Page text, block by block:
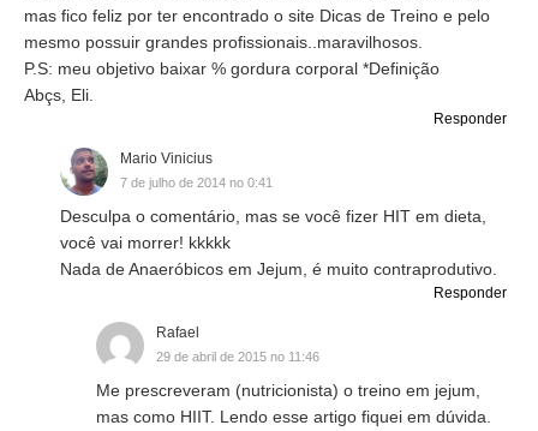
mas fico feliz por ter encontrado o site Dicas de Treino e pelo
mesmo possuir grandes profissionais..maravilhosos.
P.S: meu objetivo baixar % gordura corporal *Definição
Abçs, Eli.
Responder
Mario Vinicius
7 de julho de 2014 no 0:41
Desculpa o comentário, mas se você fizer HIT em dieta,
você vai morrer! kkkkk
Nada de Anaeróbicos em Jejum, é muito contraprodutivo.
Responder
Rafael
29 de abril de 2015 no 11:46
Me prescreveram (nutricionista) o treino em jejum,
mas como HIIT. Lendo esse artigo fiquei em dúvida.